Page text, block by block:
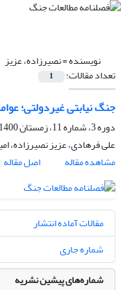
نویسنده =نصیرزاده، عزیز
تعداد مقالات: 1
جنگ نیابتی غیردولتی؛
دوره 3، شماره 11، زمستان 1400، صفحه
علی فرهادی، عزیز نصیرزاده،
مشاهده مقاله
اصل مقاله
مقالات آماده انتشار
شماره جاری
شماره‌های پیشین نشریه